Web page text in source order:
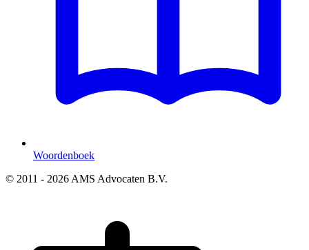
Woordenboek
© 2011 - 2026 AMS Advocaten B.V.